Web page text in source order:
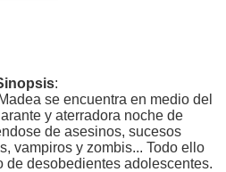
:
se encuentra en medio del
y aterradora noche de
de asesinos, sucesos
vampiros y zombis... Todo ello
de desobedientes adolescentes.